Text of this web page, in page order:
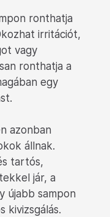
ronthatja
irritációt,
vagy
ronthatja a
egy
azonban
állnak.
tartós,
jár, a
újabb sampon
kivizsgálás.